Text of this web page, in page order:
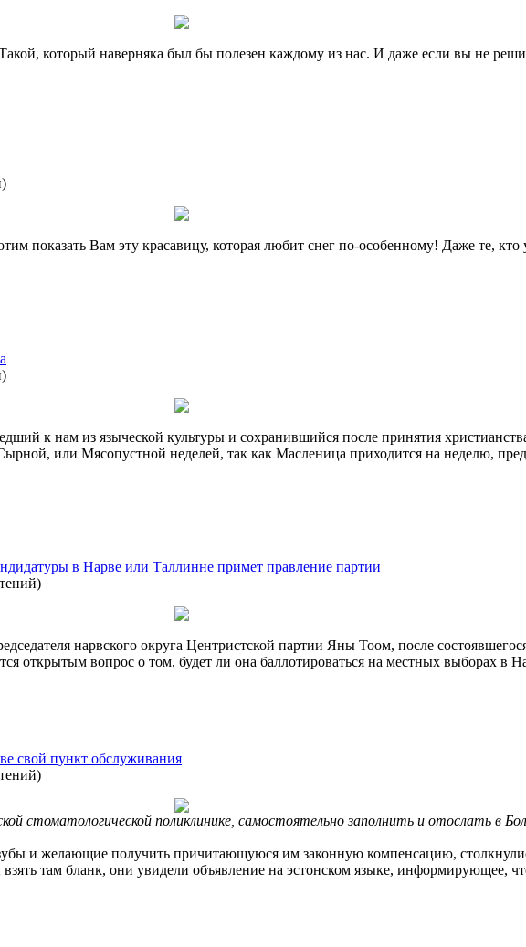
который наверняка был бы полезен каждому из нас. И даже если вы не
)
показать Вам эту красавицу, которая любит снег по-особенному! Даже те, кто
)
к нам из языческой культуры и сохранившийся после принятия
или Мясопустной неделей, так как Масленица приходится на неделю,
в Нарве или Таллинне примет правление партии
)
нарвского округа Центристской партии Яны Тоом, после
открытым вопрос о том, будет ли она баллотироваться на местных выборах в
свой пункт обслуживания
)
стоматологической поликлинике, самостоятельно заполнить и отослать в
и желающие получить причитающуюся им законную компенсацию,
там бланк, они увидели объявление на эстонском языке, информирующее,